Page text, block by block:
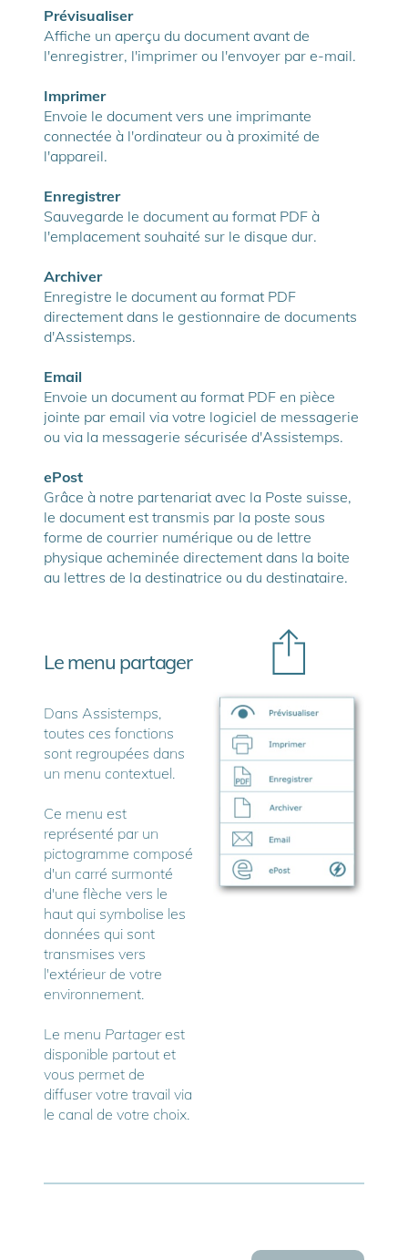
Prévisualiser
Affiche un aperçu du document avant de
l'enregistrer, l'imprimer ou l'envoyer par e-mail.
Imprimer
Envoie le document vers une imprimante
connectée à l'ordinateur ou à proximité de
l'appareil.
Enregistrer
Sauvegarde le document au format PDF à
l'emplacement souhaité sur le disque dur.
Archiver
Enregistre le document au format PDF
directement dans le gestionnaire de documents
d'Assistemps.
Email
Envoie un document au format PDF en pièce
jointe par email via votre logiciel de messagerie
ou via la messagerie sécurisée d'Assistemps.
ePost
Grâce à notre partenariat avec la Poste suisse,
le document est transmis par la poste sous
forme de courrier numérique ou de lettre
physique acheminée directement dans la boite
au lettres de la destinatrice ou du destinataire.
Le menu partager
Dans Assistemps,
toutes ces fonctions
sont regroupées dans
un menu contextuel.
Ce menu est
représenté par un
pictogramme composé
d'un carré surmonté
d'une flèche vers le
haut qui symbolise les
données qui sont
transmises vers
l'extérieur de votre
environnement.
Le menu Partagerest
disponible partout et
vous permet de
diffuser votre travail via
le canal de votre choix.